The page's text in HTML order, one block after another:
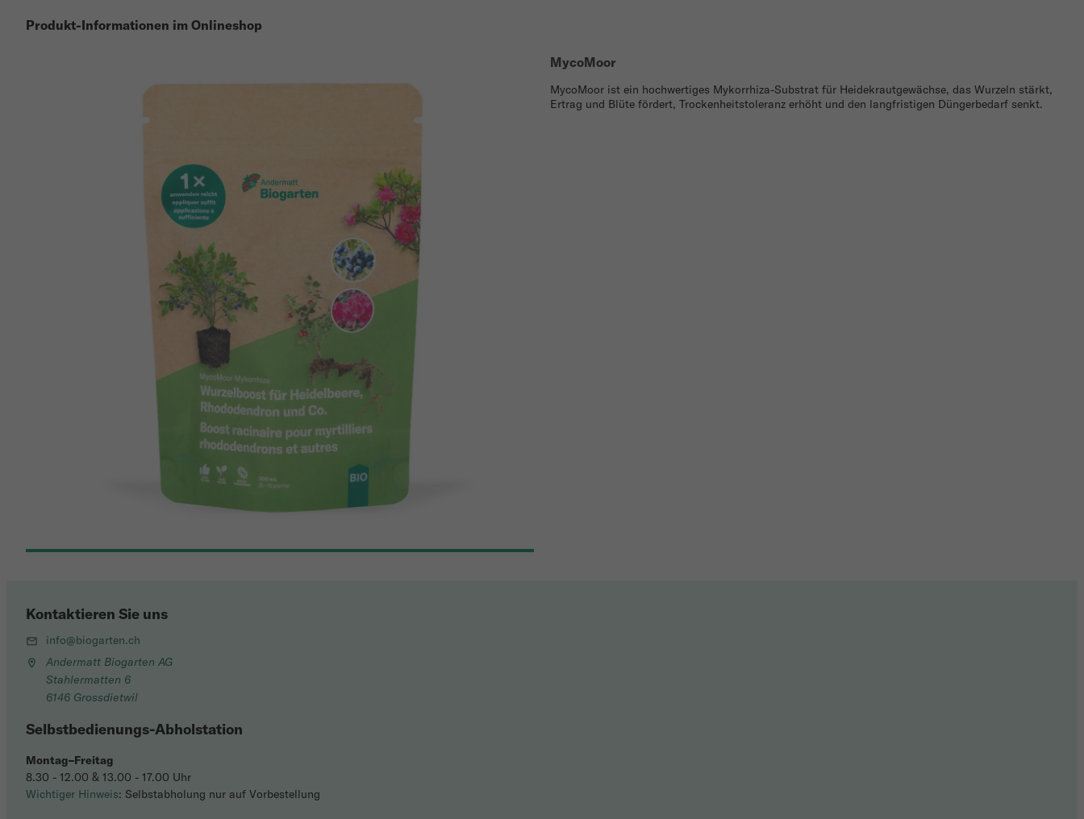
Produkt-Informationen im Onlineshop
MycoMoor
MycoMoor ist ein hochwertiges Mykorrhiza-Substrat für Heidekrautgewächse, das Wurzeln stärkt,
Ertrag und Blüte fördert, Trockenheitstoleranz erhöht und den langfristigen Düngerbedarf senkt.
Kontaktieren Sie uns
info@biogarten.ch
Andermatt Biogarten AG
Stahlermatten 6
6146 Grossdietwil
Selbstbedienungs-Abholstation
Montag–Freitag
8.30 - 12.00 & 13.00 - 17.00 Uhr
Wichtiger Hinweis: Selbstabholung nur auf Vorbestellung